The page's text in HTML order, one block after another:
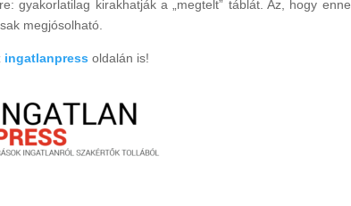
gyakorlatilag kirakhatják a „megtelt” táblát. Az, hogy
megjósolható.
ingatlanpress oldalán is!